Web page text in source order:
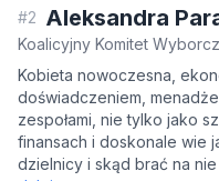
#2 Aleksandra
Koalicyjny Komitet
Kobieta nowoczesna,
doświadczeniem,
zespołami, nie tylko jako
finansach i doskonale wie
dzielnicy i skąd brać na nie